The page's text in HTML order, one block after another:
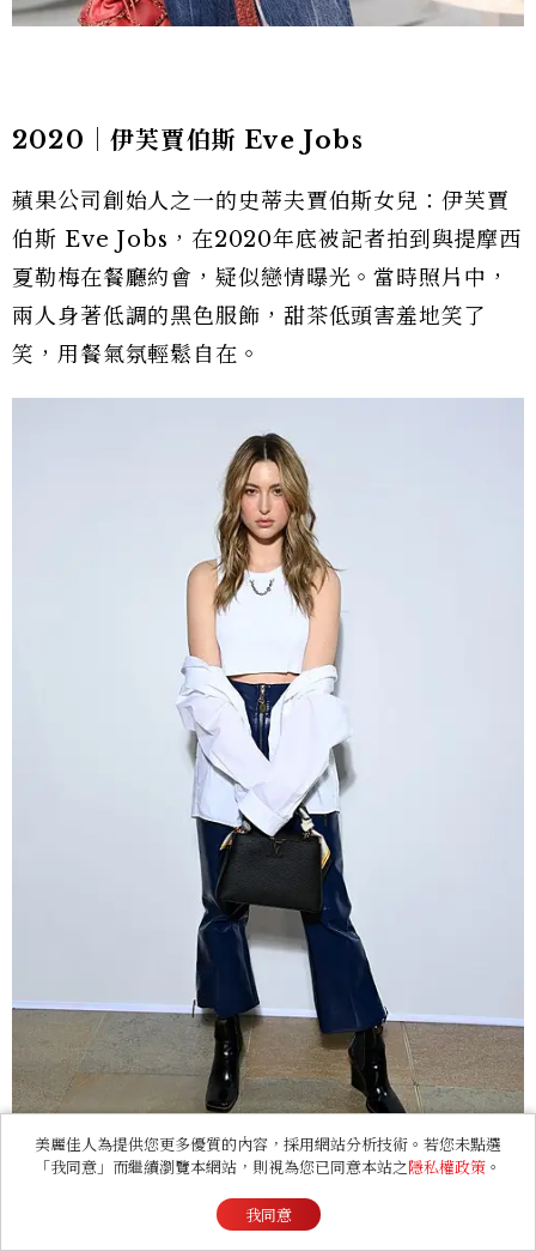
2020｜ 伊芙賈伯斯 Eve Jobs
蘋果公司創始人之一的史蒂夫賈伯斯女兒：伊芙賈
伯斯 Eve Jobs，在2020年底被記者拍到與提摩西
夏勒梅在餐廳約會，疑似戀情曝光。當時照片中，
兩人身著低調的黑色服飾，甜茶低頭害羞地笑了
笑，用餐氣氛輕鬆自在。
美麗佳人為提供您更多優質的內容，採用網站分析技術。若您未點選
「我同意」而繼續瀏覽本網站，則視為您已同意本站之隱私權政策 。
我同意